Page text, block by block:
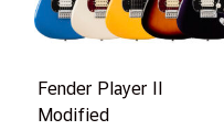
Fender Player II
Modified